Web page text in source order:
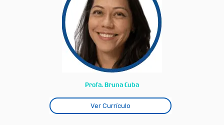
Profa. Bruna Cuba
Ver Currículo